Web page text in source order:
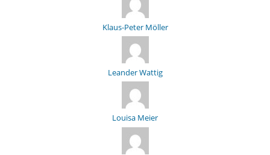
Klaus-Peter Möller
Leander Wattig
Louisa Meier